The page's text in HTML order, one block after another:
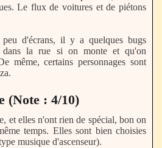
Le flux de voitures et de piétons
d'écrans, il y a quelques bugs
dans la rue si on monte et qu'on
même, certains personnages sont
(Note : 4/10)
et elles n'ont rien de spécial, bon on
temps. Elles sont bien choisies
musique d'ascenseur).